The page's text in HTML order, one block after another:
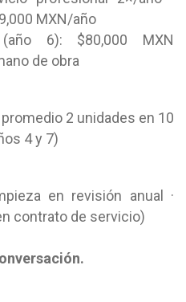
MXN/año
6): $80,000 MXN
de obra
promedio 2 unidades en 10
4 y 7)
en revisión anual ·
contrato de servicio)